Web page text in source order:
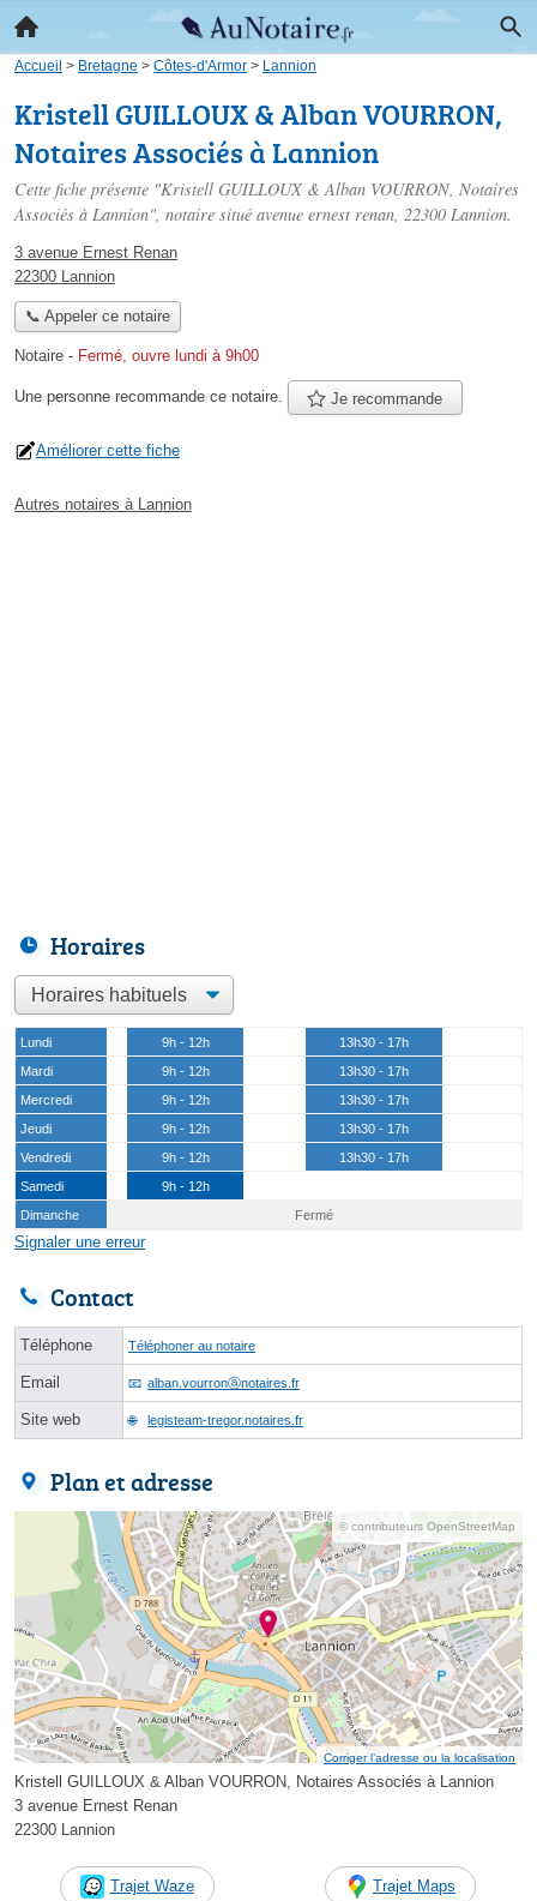
Accueil > Bretagne > Côtes-d'Armor > Lannion
Kristell GUILLOUX & Alban VOURRON,
Notaires Associés à Lannion
Cette fiche présente "Kristell GUILLOUX & Alban VOURRON, Notaires
Associés à Lannion", notaire situé avenue ernest renan, 22300 Lannion.
3 avenue Ernest Renan
22300 Lannion
📞 Appeler ce notaire
Notaire - Fermé, ouvre lundi à 9h00
Une personne recommande ce notaire. Je recommande
Améliorer cette fiche
Autres notaires à Lannion
Horaires
Lundi 9h - 12h
13h30 - 17h
Mardi
9h - 12h
13h30 - 17h
Mercredi
9h - 12h
13h30 - 17h
Jeudi
9h - 12h
13h30 - 17h
Vendredi
9h - 12h
13h30 - 17h
Samedi
9h - 12h
Dimanche
Fermé
Signaler une erreur
Contact
Téléphone Téléphoner au notaire
Email alban.vourronⓐnotaires.fr
Site web legisteam-tregor.notaires.fr
Plan et adresse
© contributeurs OpenStreetMap
Corriger l’adresse ou la localisation
Kristell GUILLOUX & Alban VOURRON, Notaires Associés à Lannion
3 avenue Ernest Renan
22300 Lannion
Trajet Waze Trajet Maps